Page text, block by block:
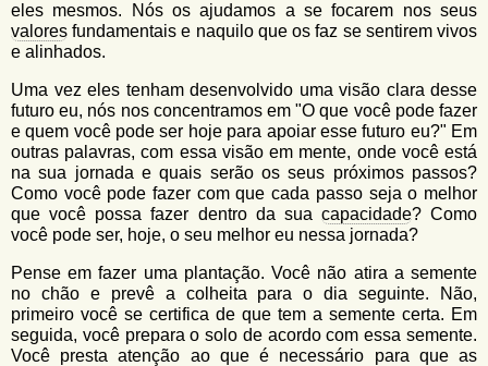
eles mesmos. Nós os ajudamos a se focarem nos seus
valores fundamentais e naquilo que os faz se sentirem vivos
e alinhados.
Uma vez eles tenham desenvolvido uma visão clara desse
futuro eu, nós nos concentramos em "O que você pode fazer
e quem você pode ser hoje para apoiar esse futuro eu?" Em
outras palavras, com essa visão em mente, onde você está
na sua jornada e quais serão os seus próximos passos?
Como você pode fazer com que cada passo seja o melhor
que você possa fazer dentro da sua capacidade? Como
você pode ser, hoje, o seu melhor eu nessa jornada?
Pense em fazer uma plantação. Você não atira a semente
no chão e prevê a colheita para o dia seguinte. Não,
primeiro você se certifica de que tem a semente certa. Em
seguida, você prepara o solo de acordo com essa semente.
Você presta atenção ao que é necessário para que as